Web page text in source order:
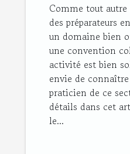
Comme tout
des préparateurs
un domaine bien
une convention
activité est bien
envie de
praticien de ce
détails dans cet
le...